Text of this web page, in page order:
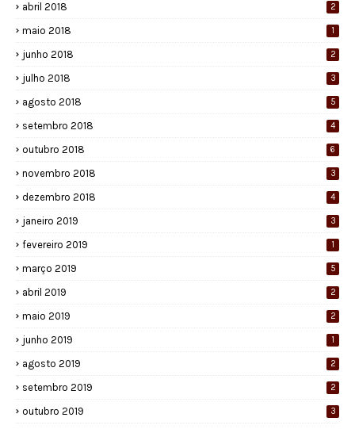
abril 2018 2
maio 2018 1
junho 2018 2
julho 2018 3
agosto 2018 5
setembro 2018 4
outubro 2018 6
novembro 2018 3
dezembro 2018 4
janeiro 2019 3
fevereiro 2019 1
março 2019 5
abril 2019 2
maio 2019 2
junho 2019 1
agosto 2019 2
setembro 2019 2
outubro 2019 3